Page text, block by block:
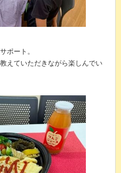
ポート。
えていただきながら楽しんでい